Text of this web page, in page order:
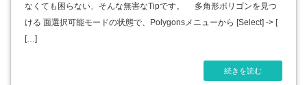
なくても困らない、そんな無害なTipです。 多角形ポリゴンを見つ
ける 面選択可能モードの状態で、Polygonsメニューから [Select] -> [
[…]
続きを読む